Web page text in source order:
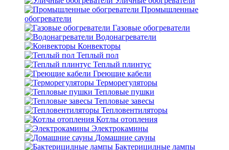
Промышленные
обогреватели
Газовые обогреватели
Водонагреватели
Конвекторы
Теплый пол
Теплый плинтус
Греющие кабели
Терморегуляторы
Тепловые пушки
Тепловые завесы
Тепловентиляторы
Котлы отопления
Электрокамины
Домашние сауны
Бактерицидные лампы